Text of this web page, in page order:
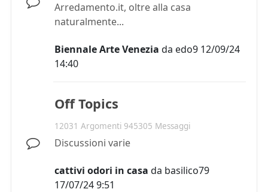
Arredamento.it, oltre alla casa
naturalmente...
Biennale Arte Venezia da edo9 12/09/24
14:40
Off Topics
12031 Argomenti 945305 Messaggi
Discussioni varie
cattivi odori in casa da basilico79
17/07/24 9:51